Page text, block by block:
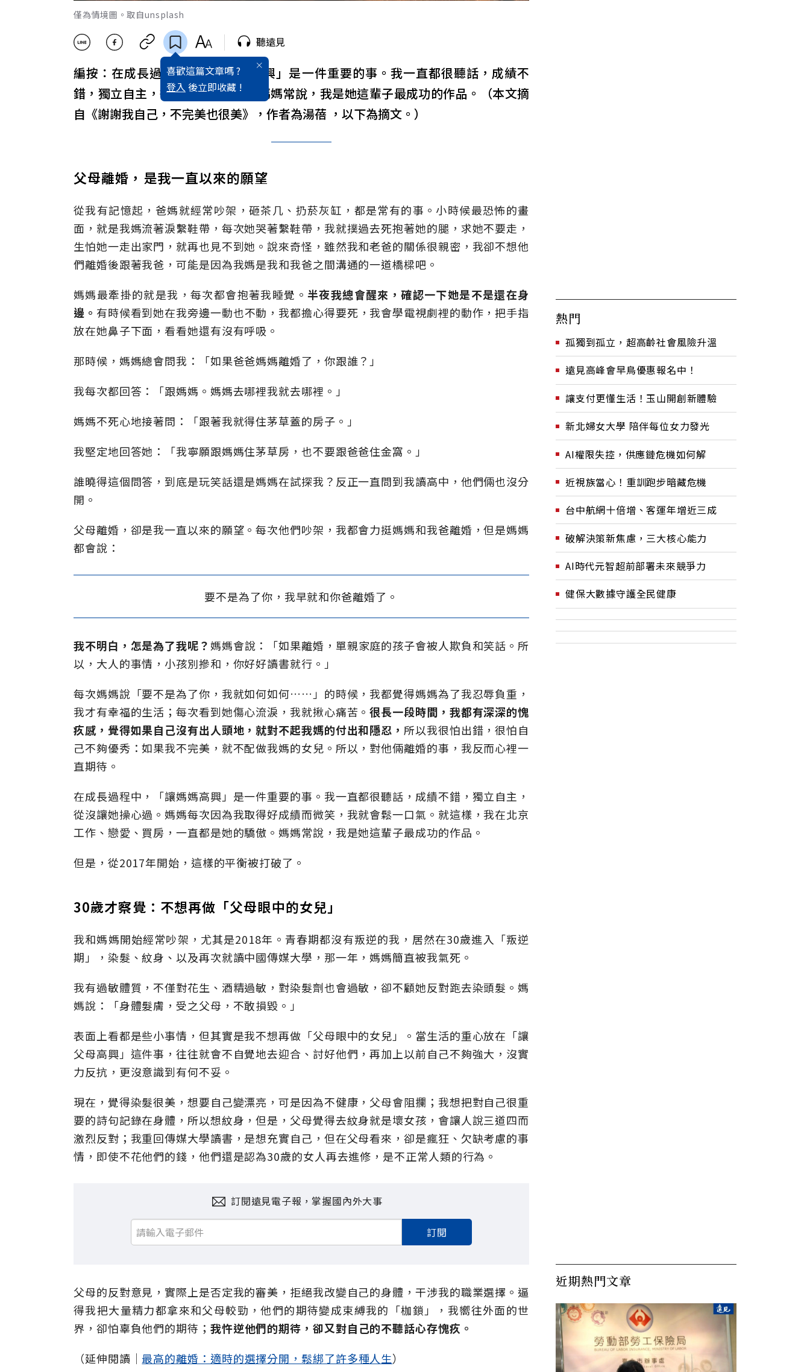
僅為情境圖。取自unsplash
喜歡這篇文章嗎 ?
登入 後立即收藏 !
聽遠見
編按：在成長過程中，「讓媽媽高興」是一件重要的事。我一直都很聽話，成績不
錯，獨立自主，從沒讓她操心過。媽媽常說，我是她這輩子最成功的作品。（本文摘
自《謝謝我自己，不完美也很美》，作者為湯蓓 ，以下為摘文。）
父母離婚，是我一直以來的願望
從我有記憶起，爸媽就經常吵架，砸茶几、扔菸灰缸，都是常有的事。小時候最恐怖的畫
面，就是我媽流著淚繫鞋帶，每次她哭著繫鞋帶，我就撲過去死抱著她的腿，求她不要走，
生怕她一走出家門，就再也見不到她。說來奇怪，雖然我和老爸的關係很親密，我卻不想他
們離婚後跟著我爸，可能是因為我媽是我和我爸之間溝通的一道橋樑吧。
媽媽最牽掛的就是我，每次都會抱著我睡覺。 半夜我總會醒來，確認一下她是不是還在身
邊。 有時候看到她在我旁邊一動也不動，我都擔心得要死，我會學電視劇裡的動作，把手指
放在她鼻子下面，看看她還有沒有呼吸。
那時候，媽媽總會問我：「如果爸爸媽媽離婚了，你跟誰？」
我每次都回答：「跟媽媽。媽媽去哪裡我就去哪裡。」
媽媽不死心地接著問：「跟著我就得住茅草蓋的房子。」
我堅定地回答她：「我寧願跟媽媽住茅草房，也不要跟爸爸住金窩。」
誰曉得這個問答，到底是玩笑話還是媽媽在試探我？反正一直問到我讀高中，他們倆也沒分
開。
父母離婚，卻是我一直以來的願望。每次他們吵架，我都會力挺媽媽和我爸離婚，但是媽媽
都會說：
要不是為了你，我早就和你爸離婚了。
我不明白，怎是為了我呢？媽媽會說：「如果離婚，單親家庭的孩子會被人欺負和笑話。所
以，大人的事情，小孩別摻和，你好好讀書就行。」
每次媽媽說「要不是為了你，我就如何如何……」的時候，我都覺得媽媽為了我忍辱負重，
我才有幸福的生活；每次看到她傷心流淚，我就揪心痛苦。很長一段時間，我都有深深的愧
疚感，覺得如果自己沒有出人頭地，就對不起我媽的付出和隱忍， 所以我很怕出錯，很怕自
己不夠優秀：如果我不完美，就不配做我媽的女兒。所以，對他倆離婚的事，我反而心裡一
直期待。
在成長過程中，「讓媽媽高興」是一件重要的事。我一直都很聽話，成績不錯，獨立自主，
從沒讓她操心過。媽媽每次因為我取得好成績而微笑，我就會鬆一口氣。就這樣，我在北京
工作、戀愛、買房，一直都是她的驕傲。媽媽常說，我是她這輩子最成功的作品。
但是，從2017年開始，這樣的平衡被打破了。
30歲才察覺：不想再做「父母眼中的女兒」
我和媽媽開始經常吵架，尤其是2018年。青春期都沒有叛逆的我，居然在30歲進入「叛逆
期」，染髮、紋身、以及再次就讀中國傳媒大學，那一年，媽媽簡直被我氣死。
我有過敏體質，不僅對花生、酒精過敏，對染髮劑也會過敏，卻不顧她反對跑去染頭髮。媽
媽說：「身體髮膚，受之父母，不敢損毀。」
表面上看都是些小事情，但其實是我不想再做「父母眼中的女兒」。當生活的重心放在「讓
父母高興」這件事，往往就會不自覺地去迎合、討好他們，再加上以前自己不夠強大，沒實
力反抗，更沒意識到有何不妥。
現在，覺得染髮很美，想要自己變漂亮，可是因為不健康，父母會阻攔；我想把對自己很重
要的詩句記錄在身體，所以想紋身，但是，父母覺得去紋身就是壞女孩，會讓人說三道四而
激烈反對；我重回傳媒大學讀書，是想充實自己，但在父母看來，卻是瘋狂、欠缺考慮的事
情，即使不花他們的錢，他們還是認為30歲的女人再去進修，是不正常人類的行為。
訂閱遠見電子報，掌握國內外大事
訂閱
父母的反對意見，實際上是否定我的審美，拒絕我改變自己的身體，干涉我的職業選擇。逼
得我把大量精力都拿來和父母較勁，他們的期待變成束縛我的「枷鎖」，我嚮往外面的世
界，卻怕辜負他們的期待； 我忤逆他們的期待，卻又對自己的不聽話心存愧疚。
（延伸閱讀│ 最高的離婚：適時的選擇分開，鬆綁了許多種人生）
熱門
孤獨到孤立，超高齡社會風險升溫
遠見高峰會早鳥優惠報名中！
讓支付更懂生活！玉山開創新體驗
新北婦女大學 陪伴每位女力發光
AI權限失控，供應鏈危機如何解
近視族當心！重訓跑步暗藏危機
台中航網十倍增、客運年增近三成
破解決策新焦慮，三大核心能力
AI時代元智超前部署未來競爭力
健保大數據守護全民健康
近期熱門文章